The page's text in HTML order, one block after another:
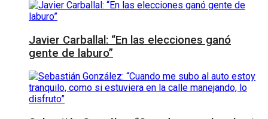
Javier Carballal: “En las elecciones ganó
gente de laburo”